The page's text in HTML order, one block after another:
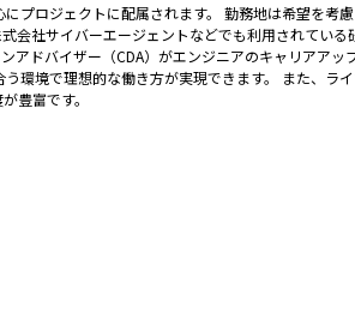
プロジェクトに配属されます。 勤務地は希望を考
社サイバーエージェントなどでも利用されている
ドバイザー（CDA）がエンジニアのキャリアアッ
環境で理想的な働き方が実現できます。 また、ラ
豊富です。